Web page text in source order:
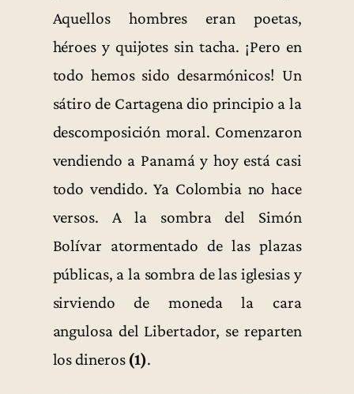
Aquellos hombres eran poetas,
héroes y quijotes sin tacha. ¡Pero en
todo hemos sido desarmónicos! Un
sátiro de Cartagena dio principio a la
descomposición moral. Comenzaron
vendiendo a Panamá y hoy está casi
todo vendido. Ya Colombia no hace
versos. A la sombra del Simón
Bolívar atormentado de las plazas
públicas, a la sombra de las iglesias y
sirviendo de moneda la cara
angulosa del Libertador, se reparten
los dineros (1).